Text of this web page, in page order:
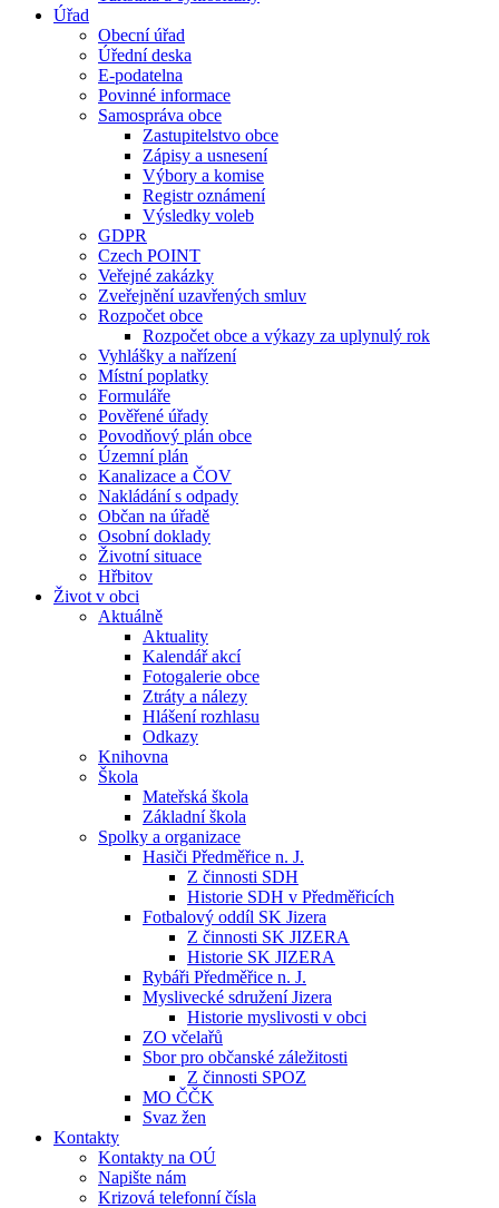
Úřad
Obecní úřad
Úřední deska
E-podatelna
Povinné informace
Samospráva obce
Zastupitelstvo obce
Zápisy a usnesení
Výbory a komise
Registr oznámení
Výsledky voleb
GDPR
Czech POINT
Veřejné zakázky
Zveřejnění uzavřených smluv
Rozpočet obce
Rozpočet obce a výkazy za uplynulý rok
Vyhlášky a nařízení
Místní poplatky
Formuláře
Pověřené úřady
Povodňový plán obce
Územní plán
Kanalizace a ČOV
Nakládání s odpady
Občan na úřadě
Osobní doklady
Životní situace
Hřbitov
Život v obci
Aktuálně
Aktuality
Kalendář akcí
Fotogalerie obce
Ztráty a nálezy
Hlášení rozhlasu
Odkazy
Knihovna
Škola
Mateřská škola
Základní škola
Spolky a organizace
Hasiči Předměřice n. J.
Z činnosti SDH
Historie SDH v Předměřicích
Fotbalový oddíl SK Jizera
Z činnosti SK JIZERA
Historie SK JIZERA
Rybáři Předměřice n. J.
Myslivecké sdružení Jizera
Historie myslivosti v obci
ZO včelařů
Sbor pro občanské záležitosti
Z činnosti SPOZ
MO ČČK
Svaz žen
Kontakty
Kontakty na OÚ
Napište nám
Krizová telefonní čísla